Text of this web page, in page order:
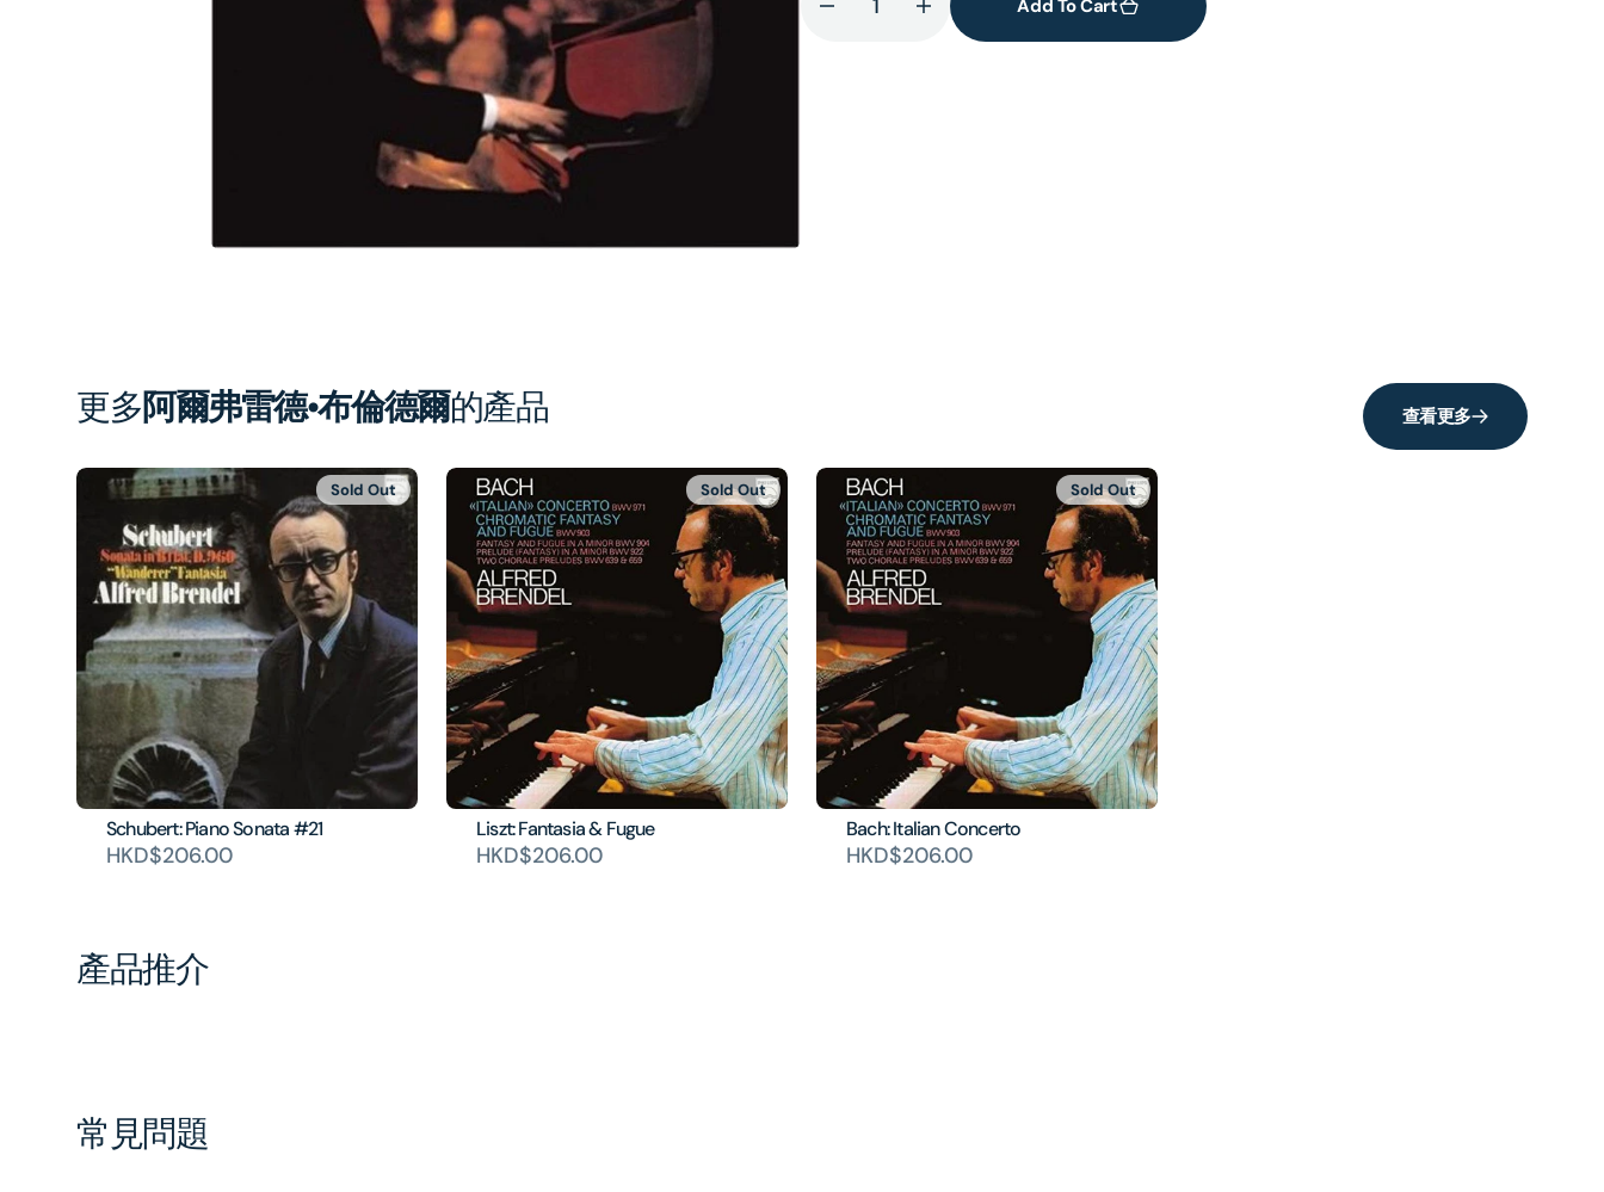
Decrease
Increase
quantity
Add To Cart
1
in
gallery
view
更多阿爾弗雷德•布倫德爾的產品 查看更多
Schubert: Piano Sonata #21
HKD$206.00
Sold Out
Liszt: Fantasia & Fugue
HKD$206.00
Sold Out
Bach: Italian Concerto
HKD$206.00
Sold Out
產品推介
常見問題